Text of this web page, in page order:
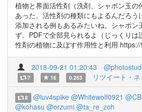
植物と界面活性剤（洗剤、シャボン玉の
あった。活性剤の種類にもよるんだろう
添加される例もあるみたいね。シャボン
ず。PDFで全部見られるよ（じっくりは
性剤の植物に及ぼす作用性と利用
2018-09-21 01:20:43
7 16 0.283 リツイート・
8 @luv4spike @Whitewolf0921
@kohasu @orzumi @ta_re_zoh